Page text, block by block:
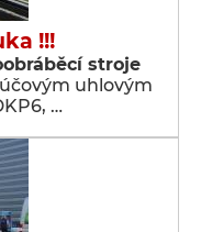
!!!
stroje
uhlovým
…